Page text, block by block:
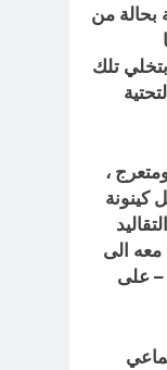
بحالة من
بتخلي تلك
،
كينونة
معه الى
– على